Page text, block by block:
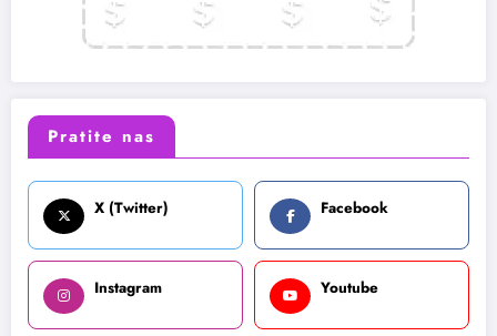
Pratite nas
X (Twitter) Facebook
Instagram Youtube